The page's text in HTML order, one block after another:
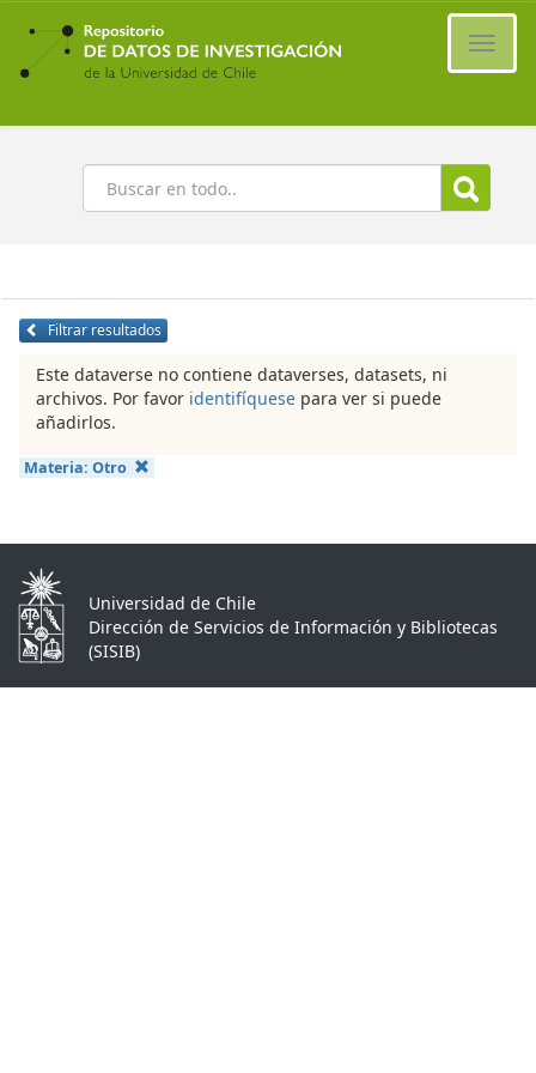
Ir
contenido
principal
Buscar
Filtrar resultados
Este dataverse no contiene dataverses, datasets, ni
archivos. Por favor identifíquese para ver si puede
añadirlos.
Materia: Otro
Universidad de Chile
Dirección de Servicios de Información y Bibliotecas
(SISIB)